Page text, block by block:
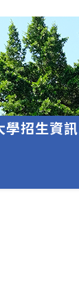
學招生資訊